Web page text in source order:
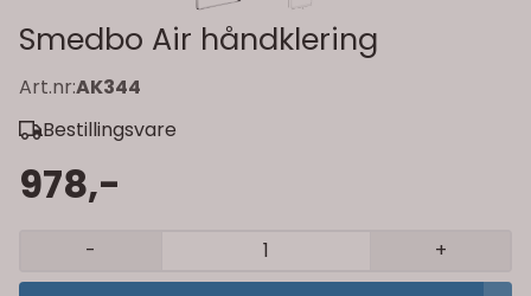
Smedbo Air håndklering
Art.nr:AK344
Bestillingsvare
978,-
- +